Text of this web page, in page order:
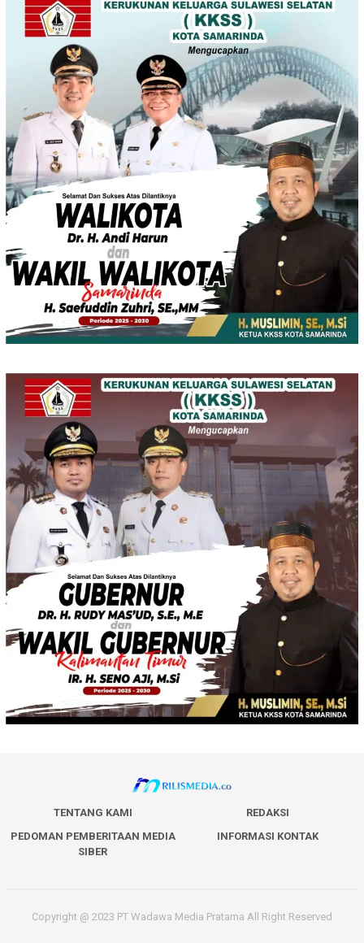
TENTANG KAMI
REDAKSI
PEDOMAN PEMBERITAAN MEDIA
SIBER
INFORMASI KONTAK
Copyright @ 2023 PT Wadawa Media Pratama All Right Reserved